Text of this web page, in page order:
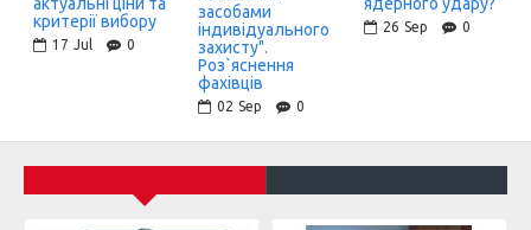
критерії вибору
17 Jul 0
засобами
індивідуального
захисту".
Роз`яснення
фахівців
02 Sep 0
26 Sep 0